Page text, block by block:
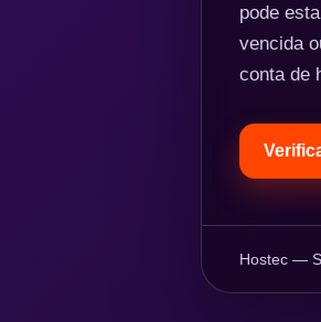
pode
vencida
conta de
Hostec —